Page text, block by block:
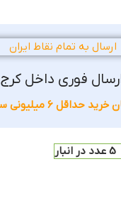
ارسال به تمام نقاط ایران
فوری داخل کرج
6 میلیونی سراسر ایران
5 عدد در انبار